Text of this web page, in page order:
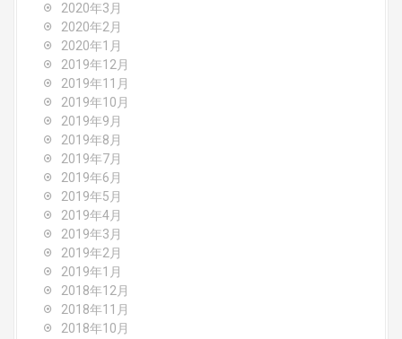
2020年3月
2020年2月
2020年1月
2019年12月
2019年11月
2019年10月
2019年9月
2019年8月
2019年7月
2019年6月
2019年5月
2019年4月
2019年3月
2019年2月
2019年1月
2018年12月
2018年11月
2018年10月